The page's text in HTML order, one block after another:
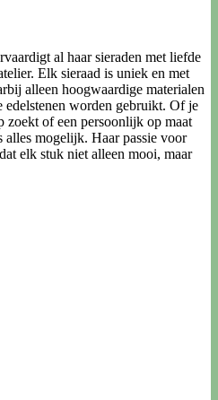
al haar sieraden met liefde
Elk sieraad is uniek en met
alleen hoogwaardige materialen
worden gebruikt. Of je
zoekt of een persoonlijk op maat
alles mogelijk. Haar passie voor
elk stuk niet alleen mooi, maar